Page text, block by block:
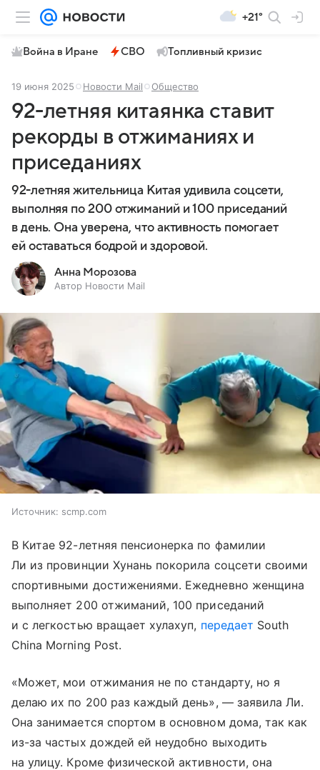
+21°
Война в Иране СВО Топливный кризис
19 июня 2025 Новости Mail Общество
92-летняя китаянка ставит
рекорды в отжиманиях и
приседаниях
92-летняя жительница Китая удивила соцсети,
выполняя по 200 отжиманий и 100 приседаний
в день. Она уверена, что активность помогает
ей оставаться бодрой и здоровой.
Анна Морозова
Автор Новости Mail
Источник: scmp.com
В Китае 92-летняя пенсионерка по фамилии
Ли из провинции Хунань покорила соцсети своими
спортивными достижениями. Ежедневно женщина
выполняет 200 отжиманий, 100 приседаний
и с легкостью вращает хулахуп, передает South
China Morning Post.
«Может, мои отжимания не по стандарту, но я
делаю их по 200 раз каждый день», — заявила Ли.
Она занимается спортом в основном дома, так как
из-за частых дождей ей неудобно выходить
на улицу. Кроме физической активности, она